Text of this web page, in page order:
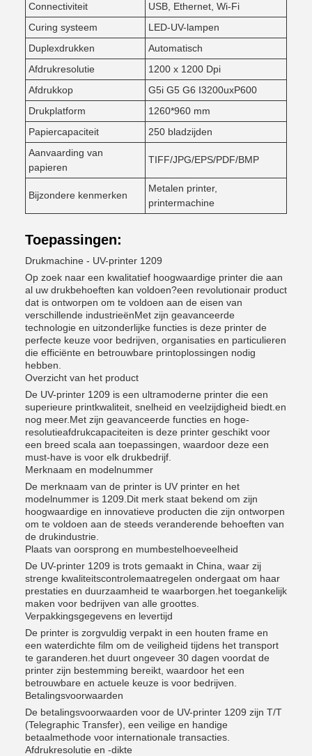
Connectiviteit
USB, Ethernet, Wi-Fi
Curing systeem
LED-UV-lampen
Duplexdrukken
Automatisch
Afdrukresolutie
1200 x 1200 Dpi
Afdrukkop
G5i G5 G6 I3200uxP600
Drukplatform
1260*960 mm
Papiercapaciteit
250 bladzijden
Aanvaarding van
papieren
TIFF/JPG/EPS/PDF/BMP
Bijzondere kenmerken
Metalen printer,
printermachine
Toepassingen:
Drukmachine - UV-printer 1209
Op zoek naar een kwalitatief hoogwaardige printer die aan
al uw drukbehoeften kan voldoen?een revolutionair product
dat is ontworpen om te voldoen aan de eisen van
verschillende industrieënMet zijn geavanceerde
technologie en uitzonderlijke functies is deze printer de
perfecte keuze voor bedrijven, organisaties en particulieren
die efficiënte en betrouwbare printoplossingen nodig
hebben.
Overzicht van het product
De UV-printer 1209 is een ultramoderne printer die een
superieure printkwaliteit, snelheid en veelzijdigheid biedt.en
nog meer.Met zijn geavanceerde functies en hoge-
resolutieafdrukcapaciteiten is deze printer geschikt voor
een breed scala aan toepassingen, waardoor deze een
must-have is voor elk drukbedrijf.
Merknaam en modelnummer
De merknaam van de printer is UV printer en het
modelnummer is 1209.Dit merk staat bekend om zijn
hoogwaardige en innovatieve producten die zijn ontworpen
om te voldoen aan de steeds veranderende behoeften van
de drukindustrie.
Plaats van oorsprong en mumbestelhoeveelheid
De UV-printer 1209 is trots gemaakt in China, waar zij
strenge kwaliteitscontrolemaatregelen ondergaat om haar
prestaties en duurzaamheid te waarborgen.het toegankelijk
maken voor bedrijven van alle groottes.
Verpakkingsgegevens en levertijd
De printer is zorgvuldig verpakt in een houten frame en
een waterdichte film om de veiligheid tijdens het transport
te garanderen.het duurt ongeveer 30 dagen voordat de
printer zijn bestemming bereikt, waardoor het een
betrouwbare en actuele keuze is voor bedrijven.
Betalingsvoorwaarden
De betalingsvoorwaarden voor de UV-printer 1209 zijn T/T
(Telegraphic Transfer), een veilige en handige
betaalmethode voor internationale transacties.
Afdrukresolutie en -dikte